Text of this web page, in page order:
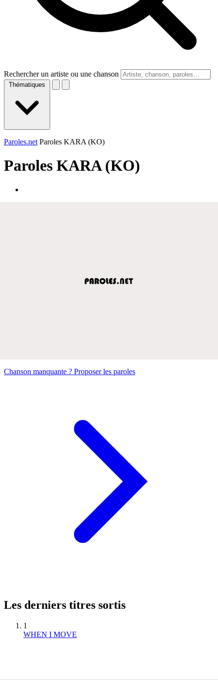
Rechercher un artiste ou une chanson
Thématiques
Paroles.net Paroles KARA (KO)
Paroles KARA (KO)
Chanson manquante ? Proposer les paroles
Les derniers titres sortis
1
WHEN I MOVE